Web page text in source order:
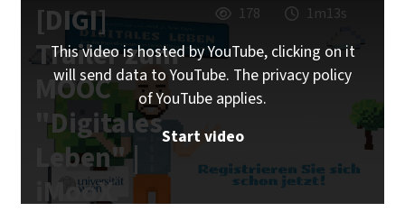
[DIGI]
Trailer zum
MOOC
"Digitales
Leben" |
iMooX
178 1m13s
This video is hosted by YouTube, clicking on it
will send data to YouTube. The privacy policy
of YouTube applies.
Start video